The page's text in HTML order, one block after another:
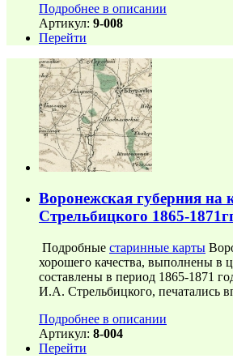
Подробнее в описании
Артикул: 9-008
Перейти
Воронежская губерния на
Стрельбицкого 1865-
Подробные старинные карты
хорошего качества, выполнены в
составлены в период 1865-1871
И.А. Стрельбицкого, печатались
Подробнее в описании
Артикул: 8-004
Перейти